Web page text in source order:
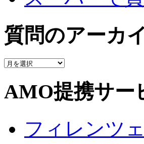
質問のアーカ
質
の
ア
イ
AMO提携サー
フィレンツ